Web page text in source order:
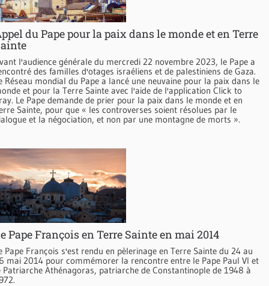
du Pape pour la paix dans le monde et en Terre
l'audience générale du mercredi 22 novembre 2023, le Pape a
des familles d'otages israéliens et de palestiniens de Gaza.
Réseau mondial du Pape a lancé une neuvaine pour la paix dans le
et pour la Terre Sainte avec l'aide de l'application Click to
Le Pape demande de prier pour la paix dans le monde et en
Sainte, pour que « les controverses soient résolues par le
et la négociation, et non par une montagne de morts ».
Pape François en Terre Sainte en mai 2014
Pape François s'est rendu en pèlerinage en Terre Sainte du 24 au
mai 2014 pour commémorer la rencontre entre le Pape Paul VI et
Patriarche Athénagoras, patriarche de Constantinople de 1948 à